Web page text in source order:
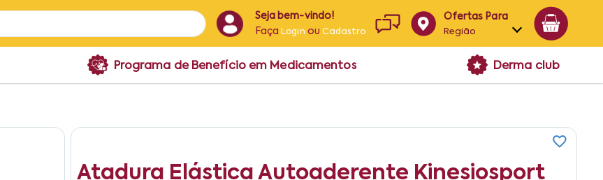
Seja bem-vindo!
Faça Login ouCadastro
Ofertas Para
Região
Alagoas
Programa de Benefício em Medicamentos Derma club
Atadura Elástica Autoaderente Kinesiosport